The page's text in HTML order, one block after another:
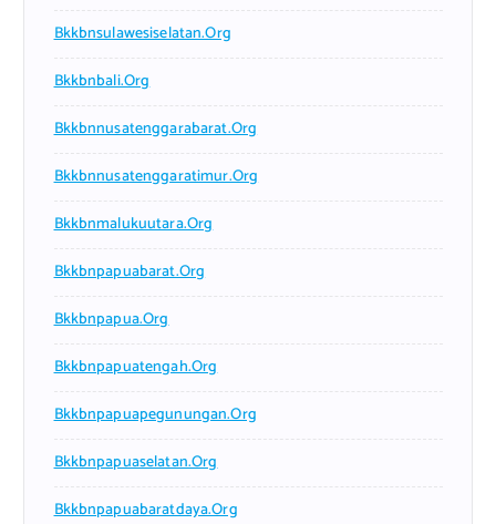
Bkkbnsulawesiselatan.org
Bkkbnbali.org
Bkkbnnusatenggarabarat.org
Bkkbnnusatenggaratimur.org
Bkkbnmalukuutara.org
Bkkbnpapuabarat.org
Bkkbnpapua.org
Bkkbnpapuatengah.org
Bkkbnpapuapegunungan.org
Bkkbnpapuaselatan.org
Bkkbnpapuabaratdaya.org